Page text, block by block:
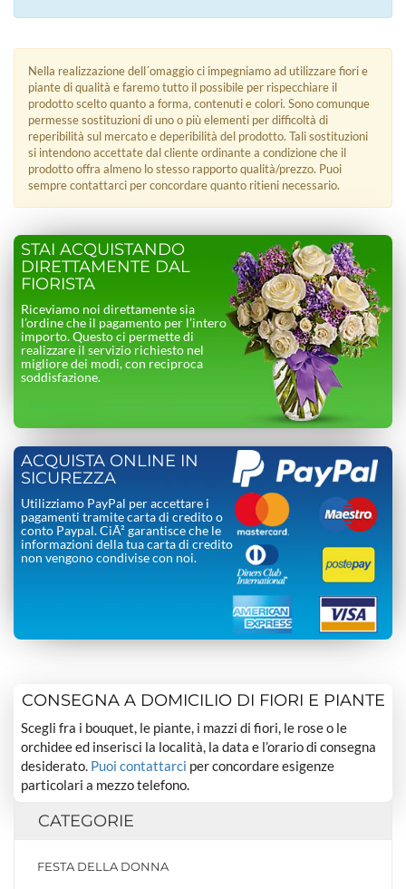
Nella realizzazione dell´omaggio ci impegniamo ad utilizzare fiori e
piante di qualità e faremo tutto il possibile per rispecchiare il
prodotto scelto quanto a forma, contenuti e colori. Sono comunque
permesse sostituzioni di uno o più elementi per difficoltà di
reperibilità sul mercato e deperibilità del prodotto. Tali sostituzioni
si intendono accettate dal cliente ordinante a condizione che il
prodotto offra almeno lo stesso rapporto qualità/prezzo. Puoi
sempre contattarci per concordare quanto ritieni necessario.
STAI ACQUISTANDO
DIRETTAMENTE DAL
FIORISTA
Riceviamo noi direttamente sia
l’ordine che il pagamento per l’intero
importo. Questo ci permette di
realizzare il servizio richiesto nel
migliore dei modi, con reciproca
soddisfazione.
ACQUISTA ONLINE IN
SICUREZZA
Utilizziamo PayPal per accettare i
pagamenti tramite carta di credito o
conto Paypal. CiÃ² garantisce che le
informazioni della tua carta di credito
non vengono condivise con noi.
CONSEGNA A DOMICILIO DI FIORI E PIANTE
Scegli fra i bouquet, le piante, i mazzi di fiori, le rose o le
orchidee ed inserisci la località, la data e l’orario di consegna
desiderato. Puoi contattarci per concordare esigenze
particolari a mezzo telefono.
CATEGORIE
FESTA DELLA DONNA